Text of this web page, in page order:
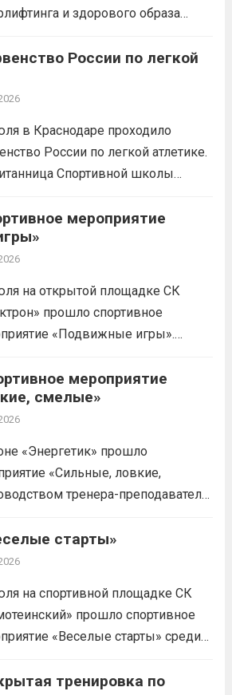
и здорового образа
Андрюковой — мастером
первенства
как спорт для
требующий исключительно
мощи. Однако...
России по легкой
в Краснодаре проходило
России по легкой атлетике.
Спортивной школы
1 место на дистанции 3000 м. с
10.01,78. Подготовил
тренер-преподаватель
мероприятие
на открытой площадке СК
прошло спортивное
«Подвижные игры».
мероприятие
смелые»
«Энергетик» прошло
«Сильные, ловкие,
тренера-преподавателя
продемонстрировали
силовую выносливость и
старты»
на спортивной площадке СК
прошло спортивное
«Веселые старты» среди
на
тренировка по